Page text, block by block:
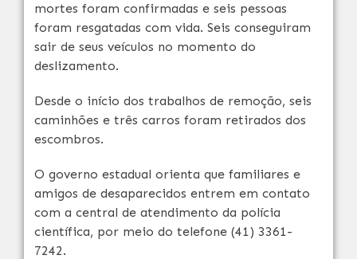
mortes foram confirmadas e seis pessoas
foram resgatadas com vida. Seis conseguiram
sair de seus veículos no momento do
deslizamento.
Desde o início dos trabalhos de remoção, seis
caminhões e três carros foram retirados dos
escombros.
O governo estadual orienta que familiares e
amigos de desaparecidos entrem em contato
com a central de atendimento da polícia
científica, por meio do telefone (41) 3361-
7242.